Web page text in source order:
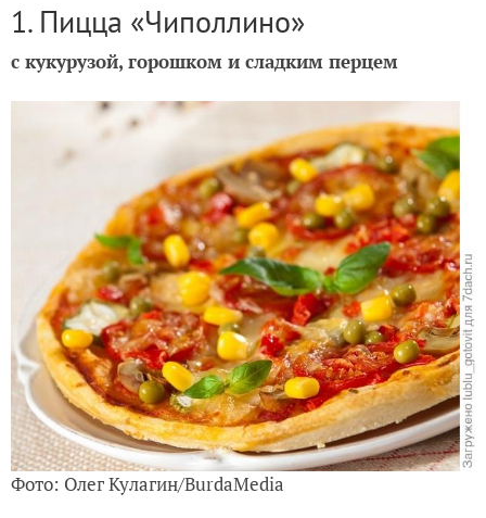
1. Пицца «Чиполлино»
с кукурузой, горошком и сладким перцем
Фото: Олег Кулагин/BurdaMedia